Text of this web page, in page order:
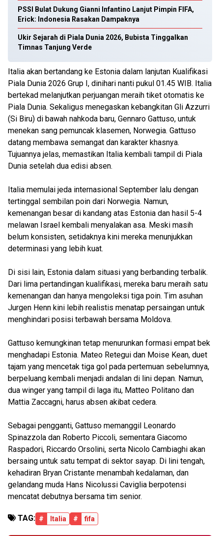
PSSI Bulat Dukung Gianni Infantino Lanjut Pimpin FIFA,
Erick: Indonesia Rasakan Dampaknya
Ukir Sejarah di Piala Dunia 2026, Bubista Tinggalkan
Timnas Tanjung Verde
Italia akan bertandang ke Estonia dalam lanjutan Kualifikasi
Piala Dunia 2026 Grup I, dinihari nanti pukul 01.45 WIB. Italia
bertekad melanjutkan perjuangan meraih tiket otomatis ke
Piala Dunia. Sekaligus menegaskan kebangkitan Gli Azzurri
(Si Biru) di bawah nahkoda baru, Gennaro Gattuso, untuk
menekan sang pemuncak klasemen, Norwegia. Gattuso
datang membawa semangat dan karakter khasnya.
Tujuannya jelas, memastikan Italia kembali tampil di Piala
Dunia setelah dua edisi absen.
Italia memulai jeda internasional September lalu dengan
tertinggal sembilan poin dari Norwegia. Namun,
kemenangan besar di kandang atas Estonia dan hasil 5-4
melawan Israel kembali menyalakan asa. Meski masih
belum konsisten, setidaknya kini mereka menunjukkan
determinasi yang lebih kuat.
Di sisi lain, Estonia dalam situasi yang berbanding terbalik.
Dari lima pertandingan kualifikasi, mereka baru meraih satu
kemenangan dan hanya mengoleksi tiga poin. Tim asuhan
Jurgen Henn kini lebih realistis menatap persaingan untuk
menghindari posisi terbawah bersama Moldova.
Gattuso kemungkinan tetap menurunkan formasi empat bek
menghadapi Estonia. Mateo Retegui dan Moise Kean, duet
tajam yang mencetak tiga gol pada pertemuan sebelumnya,
berpeluang kembali menjadi andalan di lini depan. Namun,
dua winger yang tampil di laga itu, Matteo Politano dan
Mattia Zaccagni, harus absen akibat cedera.
Sebagai pengganti, Gattuso memanggil Leonardo
Spinazzola dan Roberto Piccoli, sementara Giacomo
Raspadori, Riccardo Orsolini, serta Nicolo Cambiaghi akan
bersaing untuk satu tempat di sektor sayap. Di lini tengah,
kehadiran Bryan Cristante menambah kedalaman, dan
gelandang muda Hans Nicolussi Caviglia berpotensi
mencatat debutnya bersama tim senior.
TAG: # Italia # fifa